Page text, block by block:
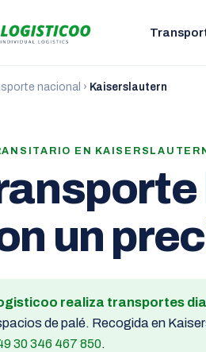
nacional › Kaiserslautern
EN KAISERSLAUTERN
un
realiza transportes
de palé. Recogida en
30 346 467 850.